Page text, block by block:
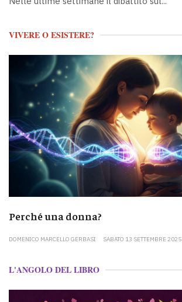
VIVERE O ESISTERE?
Perché una donna?
DOMENICO MARCELLO GERBASI SABATO 13 SETTEMBRE 2025
L'ANGOLO DEL LIBRO